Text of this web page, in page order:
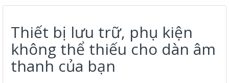
Thiết bị lưu trữ, phụ kiện
không thể thiếu cho dàn âm
thanh của bạn